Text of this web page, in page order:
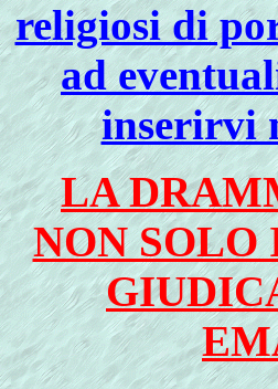
religiosi di
ad
inserirvi
LA
NON